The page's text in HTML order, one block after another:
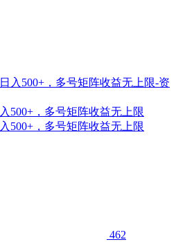
500+，多号矩阵收益无上限
500+，多号矩阵收益无上限
462